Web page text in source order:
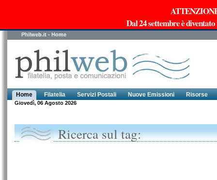
Dal 24 settembre è
Philweb.it - Home
Home Filatelia Servizi Postali Nuove Emissioni Risorse
Giovedì, 06 Agosto 2026
Ricerca sul tag: